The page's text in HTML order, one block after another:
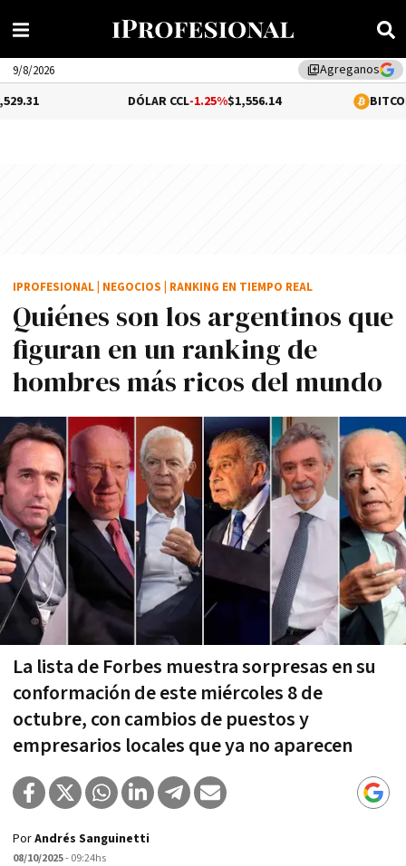
library_addAgreganos
9/8/2026
-1.25%$1,556.14 BITCOIN0.08%
Quiénes son los argentinos que
figuran en un ranking de
hombres más ricos del mundo
La lista de Forbes muestra sorpresas en su
conformación de este miércoles 8 de
octubre, con cambios de puestos y
empresarios locales que ya no aparecen
IPROFESIONAL NEGOCIOS RANKING EN TIEMPO REAL
PorAndrés Sanguinetti
08/10/2025- 09:24hs